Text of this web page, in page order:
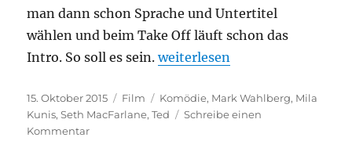
man dann schon Sprache und Untertitel
wählen und beim Take Off läuft schon das
Intro. So soll es sein.„Ted“
weiterlesen
Veröffentlicht
am
15. Oktober 2015 Kategorien
Film Schlagwörter
Komödie, Mark Wahlberg, Mila
Kunis,Seth MacFarlane,Ted
Schreibe einen
Kommentarzu